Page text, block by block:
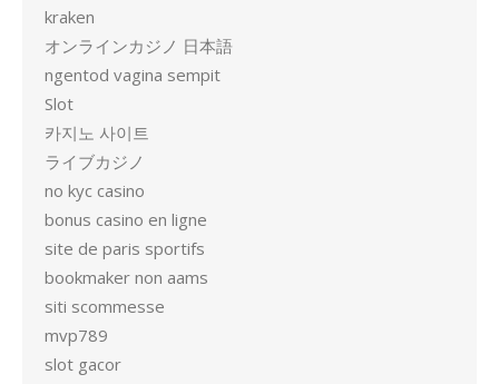
kraken
オンラインカジノ 日本語
ngentod vagina sempit
Slot
카지노 사이트
ライブカジノ
no kyc casino
bonus casino en ligne
site de paris sportifs
bookmaker non aams
siti scommesse
mvp789
slot gacor